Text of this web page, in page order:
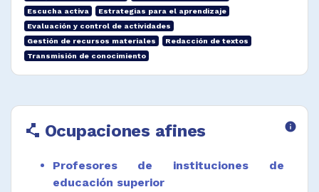
idioma principal de la enseñanza.
Participar en comités técnicos de diseño
curricular, presupuesto, requisitos de ingreso
Escucha activa
Estrategias para el aprendizaje
Evaluación y control de actividades
Gestión de recursos materiales
Redacción de textos
Transmisión de conocimiento
polyline Ocupaciones afines info
Profesores de instituciones de
educación superior